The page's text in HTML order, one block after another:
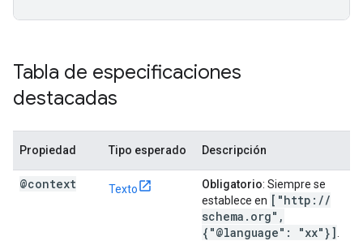
Tabla de especificaciones
destacadas
Propiedad Tipo esperado Descripción
@context Texto Obligatorio: Siempre se
establece en ["http: //
schema . org" ,
{"@language": "xx"}]